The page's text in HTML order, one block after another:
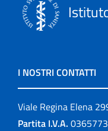
I NOSTRI CONTATTI
Viale Regina Elena
Partita I.V.A.